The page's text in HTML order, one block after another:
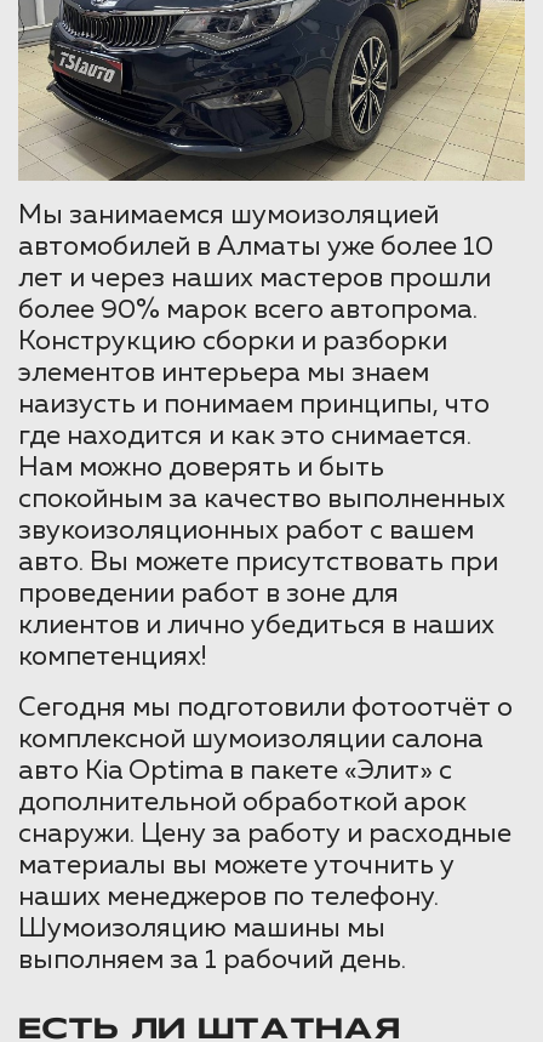
Мы занимаемся шумоизоляцией
автомобилей в Алматы уже более 10
лет и через наших мастеров прошли
более 90% марок всего автопрома.
Конструкцию сборки и разборки
элементов интерьера мы знаем
наизусть и понимаем принципы, что
где находится и как это снимается.
Нам можно доверять и быть
спокойным за качество выполненных
звукоизоляционных работ с вашем
авто. Вы можете присутствовать при
проведении работ в зоне для
клиентов и лично убедиться в наших
компетенциях!
Сегодня мы подготовили фотоотчёт о
комплексной шумоизоляции салона
авто Kia Optima в пакете «Элит» с
дополнительной обработкой арок
снаружи. Цену за работу и расходные
материалы вы можете уточнить у
наших менеджеров по телефону.
Шумоизоляцию машины мы
выполняем за 1 рабочий день.
ЕСТЬ ЛИ ШТАТНАЯ